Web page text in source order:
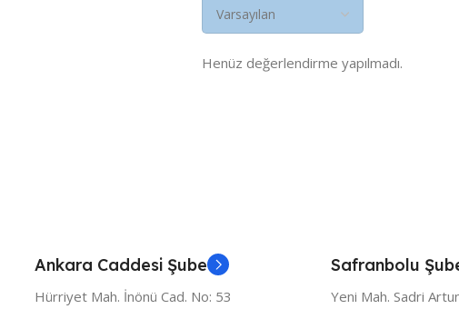
Henüz değerlendirme yapılmadı.
Ankara Caddesi Şube
Hürriyet Mah. İnönü Cad. No: 53
Safranbolu
Yeni Mah. Sadri